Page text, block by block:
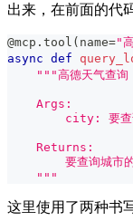
出来，在前面的代
@mcp . tool ( name="
async def
"""高德天气查询
    Args:
city: 要查
    Returns:
要查询城市
    """
这里使用了两种书